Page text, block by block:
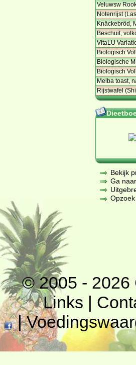
Veluwsw
Notenrijst
Knäckebröd,
Beschuit,
VitaLU
Biologisch
Biologische
Biologisch
Melba toast,
Rijstwafel
Bekijk
Ga
© 2005 - 2026
Links |
|